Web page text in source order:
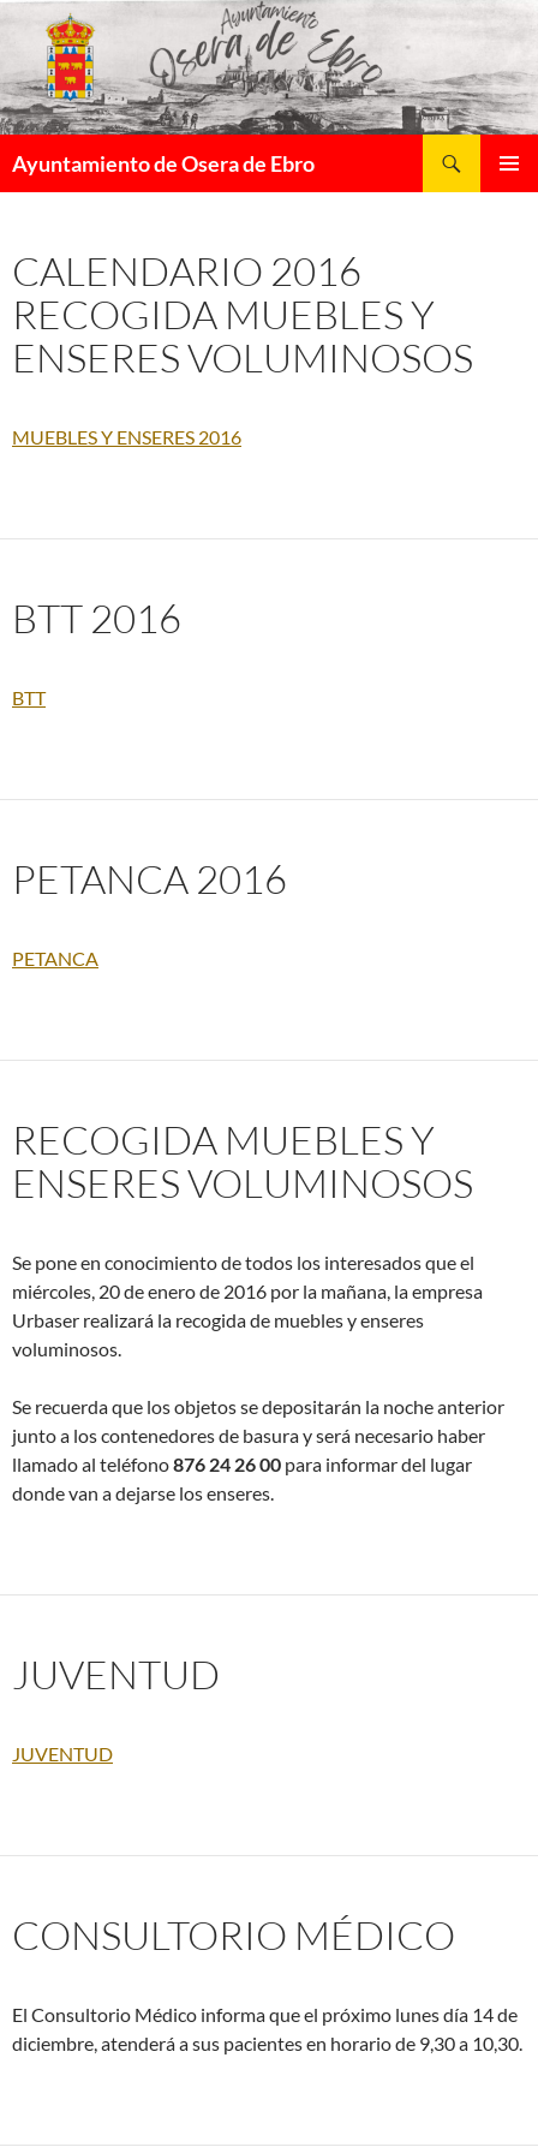
contenido
Ayuntamiento de Osera de Ebro
CALENDARIO 2016
RECOGIDA MUEBLES Y
ENSERES VOLUMINOSOS
MUEBLES Y ENSERES 2016
BTT 2016
BTT
PETANCA 2016
PETANCA
RECOGIDA MUEBLES Y
ENSERES VOLUMINOSOS
Se pone en conocimiento de todos los interesados que el
miércoles, 20 de enero de 2016 por la mañana, la empresa
Urbaser realizará la recogida de muebles y enseres
voluminosos.
Se recuerda que los objetos se depositarán la noche anterior
junto a los contenedores de basura y será necesario haber
llamado al teléfono876 24 26 00 para informar del lugar
donde van a dejarse los enseres.
JUVENTUD
JUVENTUD
CONSULTORIO MÉDICO
El Consultorio Médico informa que el próximo lunes día 14 de
diciembre, atenderá a sus pacientes en horario de 9,30 a 10,30.